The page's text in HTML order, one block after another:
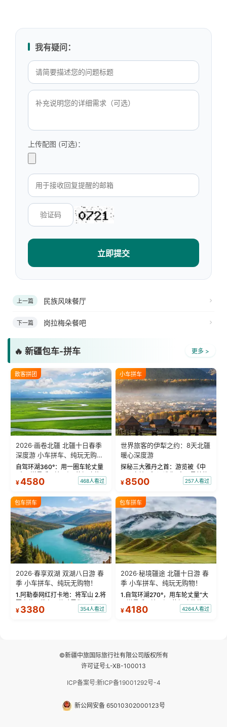
我有疑问：
上传配图 (可选)：
立即提交
上一篇 民族风味餐厅
下一篇 岗拉梅朵餐吧
🔥 新疆包车-拼车 更多 >
散客拼团
2026·画卷北疆 北疆十日春季
深度游 小车拼车、纯玩无购
物！
自驾环湖360°：用一圈车轮丈量
“大西洋最后一滴眼泪”的极致蔚
蓝。 赛湖旅拍：甄选多款风格服
绝美瞬间。 赛湖坦克300跟车视
频：专业摄影师...
¥4580 468人看过
小车拼车
世界旅客的伊犁之约：8天北疆
暖心深度游
探秘三大雅丹之首：游览被《中
国国家地理》评选为“中国最美的
三大雅丹”第一名的克拉玛依魔鬼
瓦人最大村落——禾木村，欣赏
晨雾与小木...
¥ 8500 257人看过
包车拼车
2026·春享双湖 双湖八日游 春
季 小车拼车、纯玩无购物！
1.阿勒泰网红打卡地：将军山 2.将
军山落日缆车，体验雪都风光 3.
将军山，夕阳派对，蹦迪party 4.
¥ 3380 354人看过
包车拼车
2026·秘境疆途 北疆十日游 春
季 小车拼车、纯玩无购物！
1.自驾环湖270°，用车轮丈量“大
西洋最后一滴眼泪”的极致蔚蓝，
让雪山、花海与深邃湖水在转弯
¥4180 4264人看过
©新疆中旅国际旅行社有限公司版权所有
许可证号:L-XB-100013
ICP备案号:新ICP备19001292号-4
新公网安备 65010302000123号